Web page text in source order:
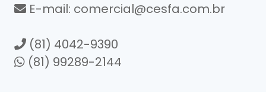
E-mail: comercial@cesfa.com.br
(81) 4042-9390
(81) 99289-2144